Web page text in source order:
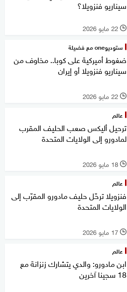
سيناريو فنزويلا؟
l 22 مايو 2026
ستوديوone مع فضيلة
ضغوط أميركية على كوبا.. مخاوف من
سيناريو فنزويلا أو إيران
l 22 مايو 2026
عالم
ترحيل أليكس صعب الحليف المقرب
لمادورو إلى الولايات المتحدة
l 18 مايو 2026
عالم
فنزويلا ترحّل حليف مادورو المقرّب إلى
الولايات المتحدة
l 17 مايو 2026
عالم
ابن مادورو: والدي يتشارك زنزانة مع
18 سجينا آخرين